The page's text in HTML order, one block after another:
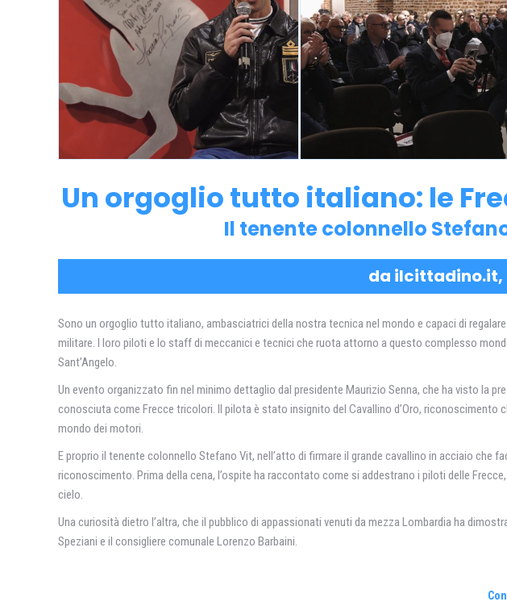
Un orgoglio tutto italiano: le
Il tenente colonnello
da ilcittadino.it,
Sono un orgoglio tutto italiano, ambasciatrici della nostra tecnica nel mondo e capaci di
militare. I loro piloti e lo staff di meccanici e tecnici che ruota attorno a questo complesso
Sant’Angelo.
Un evento organizzato fin nel minimo dettaglio dal presidente Maurizio Senna, che ha visto la
conosciuta come Frecce tricolori. Il pilota è stato insignito del Cavallino d’Oro, riconoscimento
mondo dei motori.
E proprio il tenente colonnello Stefano Vit, nell’atto di firmare il grande cavallino in acciaio che
riconoscimento. Prima della cena, l’ospite ha raccontato come si addestrano i piloti delle
cielo.
Una curiosità dietro l’altra, che il pubblico di appassionati venuti da mezza Lombardia ha
Speziani e il consigliere comunale Lorenzo Barbaini.